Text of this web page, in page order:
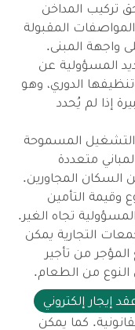
تركيب المداخن
المقبولة
واجهة المبنى.
المسؤولية عن
الدوري، وهو
إذا لم يُحدد
المسموحة
متعددة
السكان المجاورين.
وقيمة التأمين
تجاه الغير.
التجارية يمكن
من تأجير
من الطعام.
إيجار إلكتروني
كما يمكن